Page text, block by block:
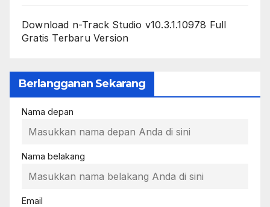
Download n-Track Studio v10.3.1.10978 Full
Gratis Terbaru Version
Berlangganan Sekarang
Nama depan
Nama belakang
Email